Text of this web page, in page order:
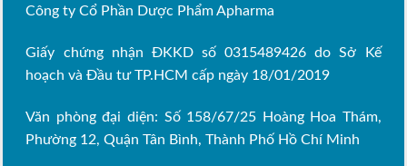
Công ty Cổ Phần Dược Phẩm Apharma
Giấy chứng nhận ĐKKD số 0315489426 do Sở Kế
hoạch và Đầu tư TP.HCM cấp ngày 18/01/2019
Văn phòng đại diện: Số 158/67/25 Hoàng Hoa Thám,
Phường 12, Quận Tân Bình, Thành Phố Hồ Chí Minh